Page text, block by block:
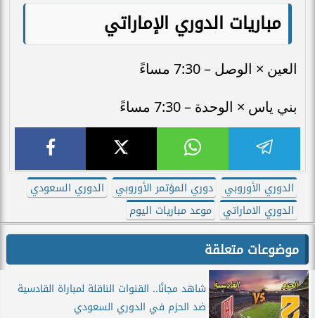
مباريات الدوري الإماراتي
العين × الوصل – 7:30 مساءً
بني ياس × الوحدة – 7:30 مساءً
الدوري الأوروبي دوري المؤتمر الأوروبي
الدوري السعودي
الدوري الاماراتي
موعد مباريات اليوم
موضوعات متعلقة
شاهد مجانًا.. القنوات الناقلة لمباراة القادسية
ضد الحزم في الدوري السعودي